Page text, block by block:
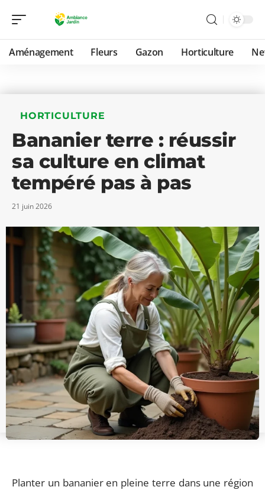
Aménagement Fleurs Gazon Horticulture
HORTICULTURE
Bananier terre : réussir
sa culture en climat
tempéré pas à pas
21 juin 2026
Planter un bananier en pleine terre dans une région